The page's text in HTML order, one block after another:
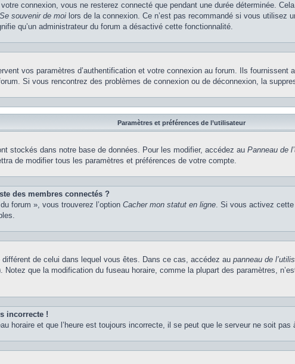
votre connexion, vous ne resterez connecté que pendant une durée déterminée.
Se souvenir de moi lors de la connexion. Ce n’est pas recommandé si vous utilisez
qu’un administrateur du forum a désactivé cette fonctionnalité.
vos paramètres d’authentification et votre connexion au forum. Ils
Si vous rencontrez des problèmes de connexion ou de déconnexion, la
Paramètres et préférences de l’utilisateur
stockés dans notre base de données. Pour les modifier, accédez au Panneau de
de modifier tous les paramètres et préférences de votre compte.
des membres connectés ?
forum », vous trouverez l’option Cacher mon statut en ligne. Si vous activez
différent de celui dans lequel vous êtes. Dans ce cas, accédez au panneau de
que la modification du fuseau horaire, comme la plupart des paramètres,
incorrecte !
horaire et que l’heure est toujours incorrecte, il se peut que le serveur ne soit pas